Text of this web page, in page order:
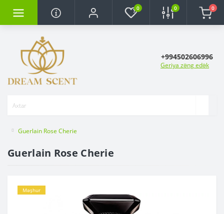
0 0 0
+994502606996
Geriya zəng edək
Guerlain Rose Cherie
Guerlain Rose Cherie
Məşhur